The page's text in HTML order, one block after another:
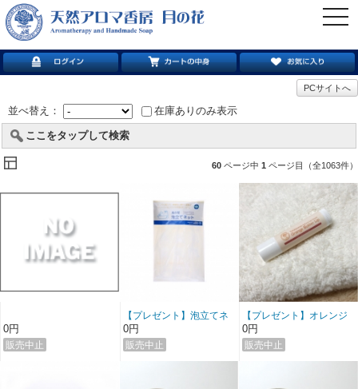
PCサイトへ
並べ替え： 在庫ありのみ表示
ここをタップして検索
60 ページ中 1 ページ目（全1063件）
0円
【プレゼント】泡立てネ
ット・ミニ石けん付き
（3000円以上お買い上げ
でプレゼント）
0円
【プレゼント】オレンジ
バターのリップクリーム
（5000円以上お買い上げ
でプレゼント）
0円